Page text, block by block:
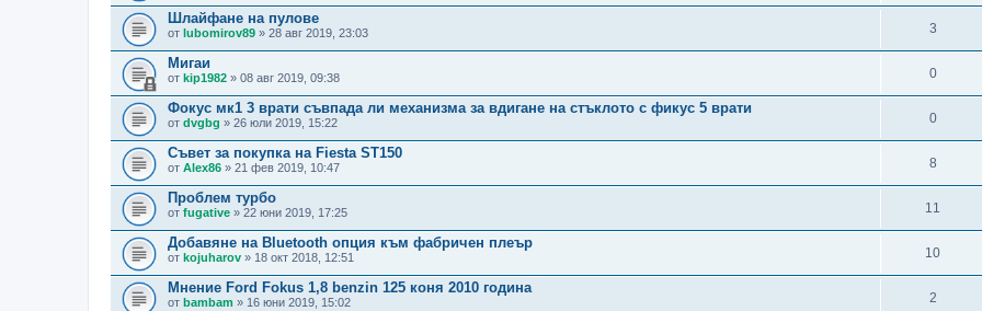
Шлайфане на пулове
от lubomirov89 » 28 авг 2019, 23:03 3
Мигаи
от kip1982 » 08 авг 2019, 09:38 0
Фокус мк1 3 врати съвпада ли механизма за вдигане на стъклото с фикус 5 врати
от dvgbg » 26 юли 2019, 15:22 0
Съвет за покупка на Fiesta ST150
от Alex86 » 21 фев 2019, 10:47 8
Проблем турбо
от fugative » 22 юни 2019, 17:25 11
Добавяне на Bluetooth опция към фабричен плеър
от kojuharov » 18 окт 2018, 12:51 10
Мнение Ford Fokus 1,8 benzin 125 коня 2010 година
от bambam » 16 юни 2019, 15:02 2